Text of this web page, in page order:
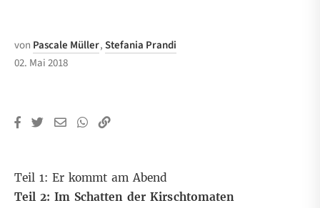
von Pascale Müller,Stefania Prandi
02. Mai 2018
Teil 1: Er kommt am Abend
Teil 2: Im Schatten der Kirschtomaten